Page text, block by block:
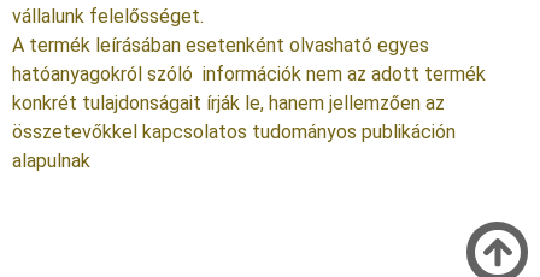
vállalunk felelősséget.
A termék leírásában esetenként olvasható egyes
hatóanyagokról szóló információk nem az adott termék
konkrét tulajdonságait írják le, hanem jellemzően az
összetevőkkel kapcsolatos tudományos publikáción
alapulnak